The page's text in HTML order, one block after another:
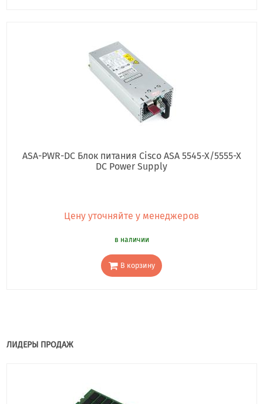
ASA-PWR-DC Блок питания Cisco ASA 5545-X/5555-X
DC Power Supply
Цену уточняйте у менеджеров
в наличии
В корзину
ЛИДЕРЫ ПРОДАЖ